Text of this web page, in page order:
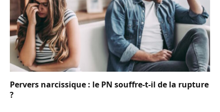
Pervers narcissique : le PN souffre-t-il de la rupture
?